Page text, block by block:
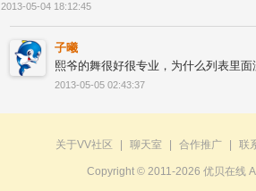
2013-05-04 18:12:45
子曦
熙爷的舞很好很专业，为什么列表里面
2013-05-05 02:43:37
关于VV社区 聊天室 合作推广 联
Copyright © 2011-2026 优贝在线